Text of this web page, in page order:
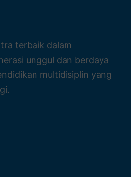
terbaik dalam
unggul dan berdaya
multidisiplin yang